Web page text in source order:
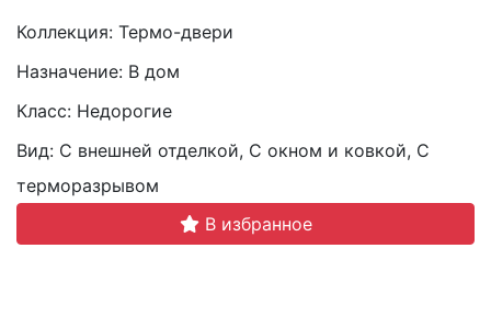
Коллекция: Термо-двери
Назначение: В дом
Класс: Недорогие
Вид: С внешней отделкой, С окном и ковкой, С
терморазрывом
В избранное